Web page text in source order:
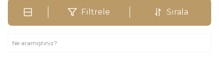
Filtrele Sırala